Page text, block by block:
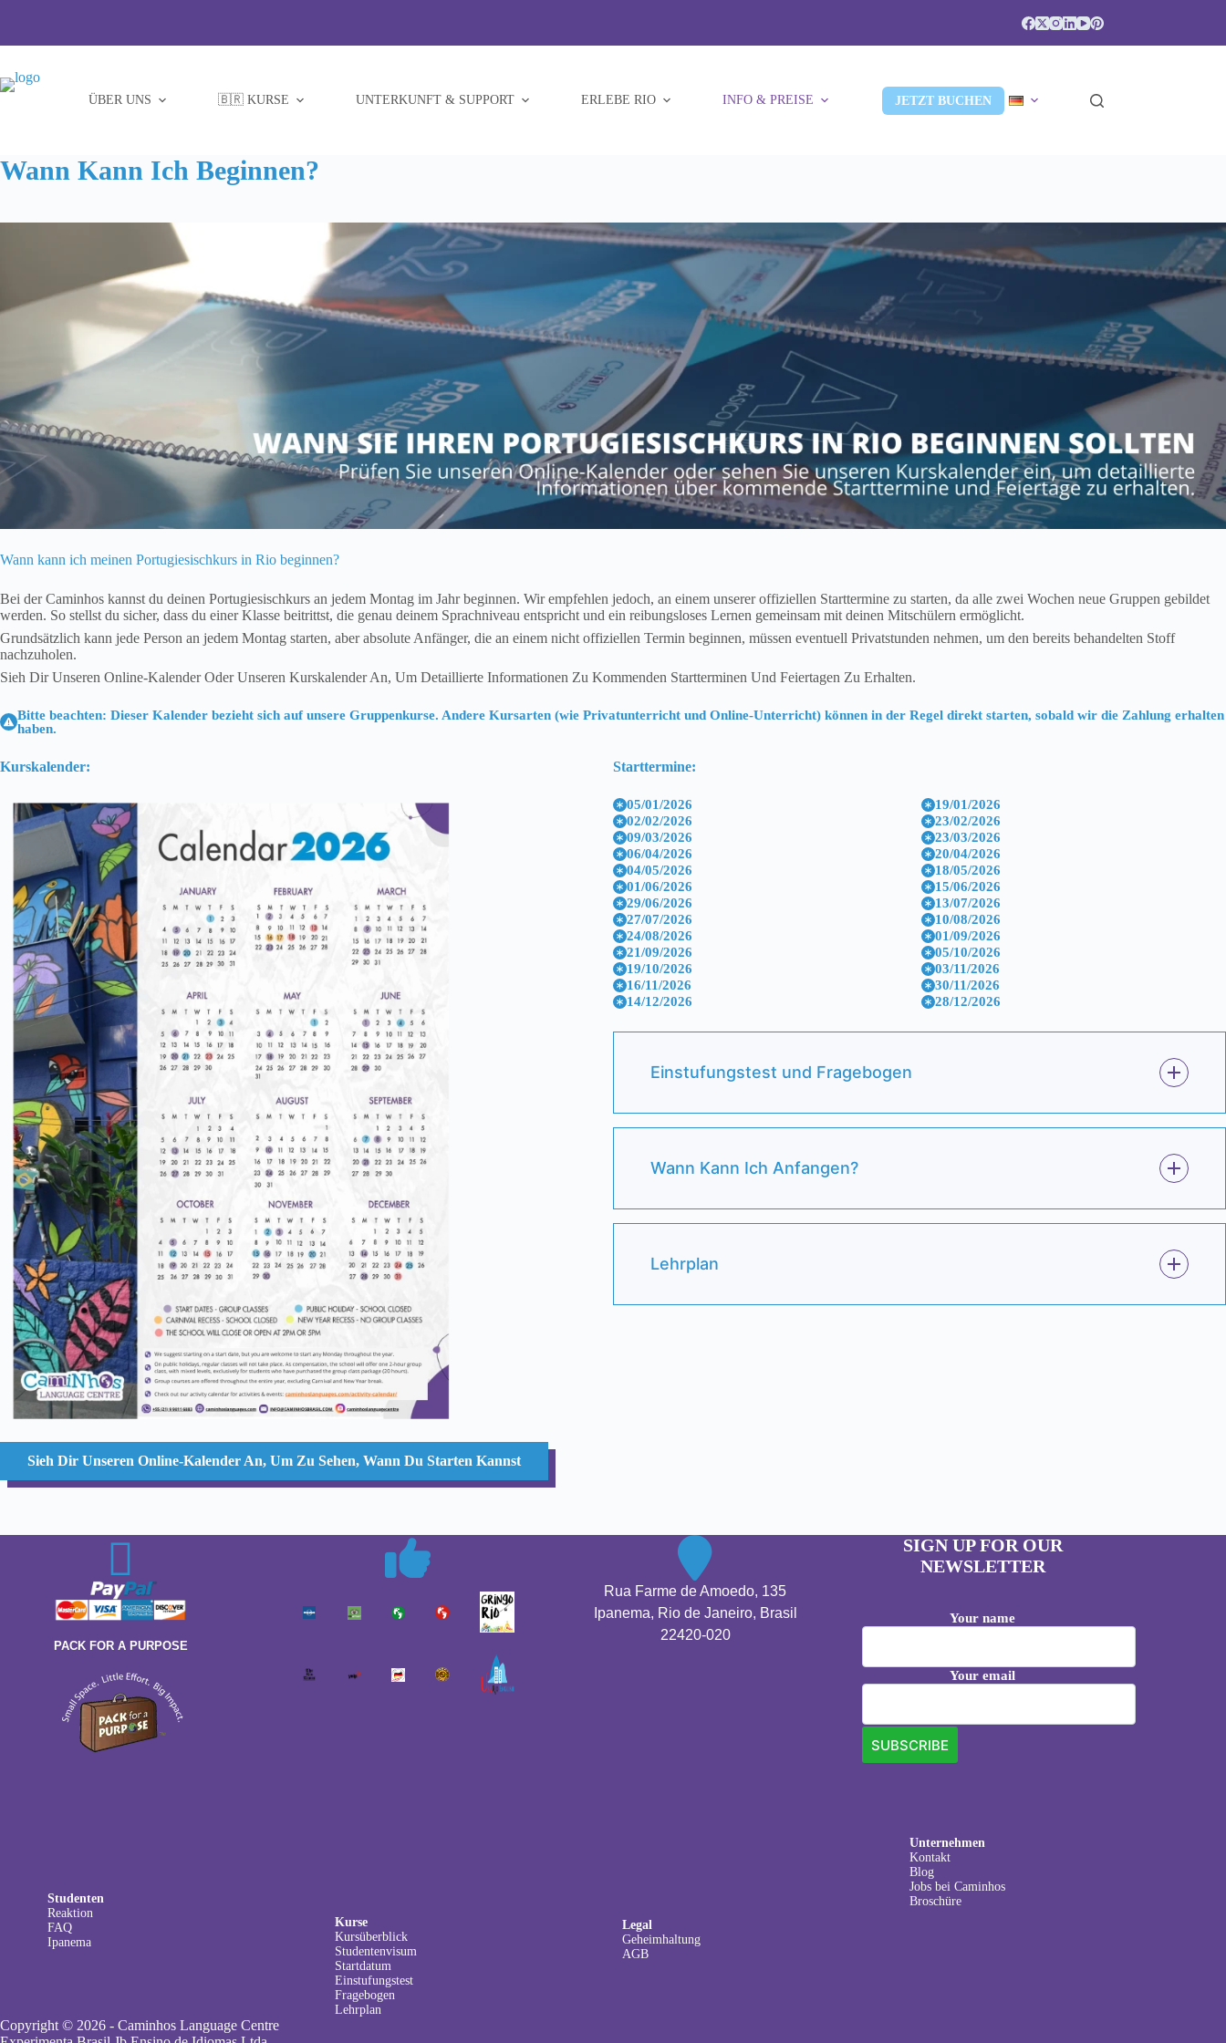
ÜBER UNS 🇧🇷 KURSE UNTERKUNFT & SUPPORT ERLEBE RIO INFO & PREISE JETZT BUCHEN
Wann Kann Ich Beginnen?
Wann kann ich meinen Portugiesischkurs in Rio beginnen?
Bei der Caminhos kannst du deinen Portugiesischkurs an jedem Montag im Jahr beginnen. Wir empfehlen jedoch, an einem unserer offiziellen Starttermine zu starten, da alle zwei Wochen neue Gruppen gebildet
werden. So stellst du sicher, dass du einer Klasse beitrittst, die genau deinem Sprachniveau entspricht und ein reibungsloses Lernen gemeinsam mit deinen Mitschülern ermöglicht.
Grundsätzlich kann jede Person an jedem Montag starten, aber absolute Anfänger, die an einem nicht offiziellen Termin beginnen, müssen eventuell Privatstunden nehmen, um den bereits behandelten Stoff
nachzuholen.
Sieh Dir Unseren Online-Kalender Oder Unseren Kurskalender An, Um Detaillierte Informationen Zu Kommenden Startterminen Und Feiertagen Zu Erhalten.
Bitte beachten: Dieser Kalender bezieht sich auf unsere Gruppenkurse. Andere Kursarten (wie Privatunterricht und Online-Unterricht) können in der Regel direkt starten, sobald wir die Zahlung erhalten
haben.
Kurskalender: Starttermine:
05/01/2026
19/01/2026
02/02/2026
23/02/2026
09/03/2026
23/03/2026
06/04/2026
20/04/2026
04/05/2026
18/05/2026
01/06/2026
15/06/2026
29/06/2026
13/07/2026
27/07/2026
10/08/2026
24/08/2026
01/09/2026
21/09/2026
05/10/2026
19/10/2026
03/11/2026
16/11/2026
30/11/2026
14/12/2026
28/12/2026
Einstufungstest und Fragebogen
Wann Kann Ich Anfangen?
Lehrplan
Sieh Dir Unseren Online-Kalender An, Um Zu Sehen, Wann Du Starten Kannst
PACK FOR A PURPOSE
Studenten
Reaktion
FAQ
Ipanema
Kurse
Kursüberblick
Studentenvisum
Startdatum
Einstufungstest
Fragebogen
Lehrplan
Rua Farme de Amoedo, 135
Ipanema, Rio de Janeiro, Brasil
22420-020
Legal
Geheimhaltung
AGB
SIGN UP FOR OUR
NEWSLETTER
Your name
Your email
Unternehmen
Kontakt
Blog
Jobs bei Caminhos
Broschüre
Copyright © 2026 - Caminhos Language Centre